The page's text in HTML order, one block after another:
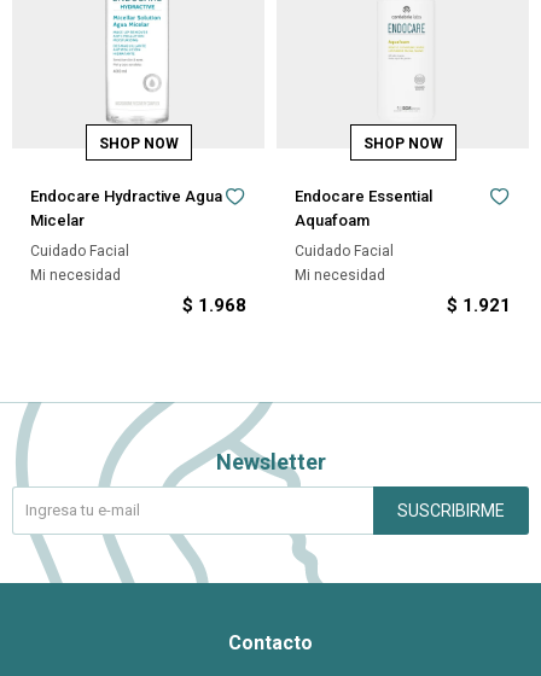
Endocare Hydractive Agua
Micelar
Cuidado Facial
Mi necesidad
$ 1.968
Endocare Essential
Aquafoam
Cuidado Facial
Mi necesidad
$ 1.921
Contacto
Newsletter
SUSCRIBIRME